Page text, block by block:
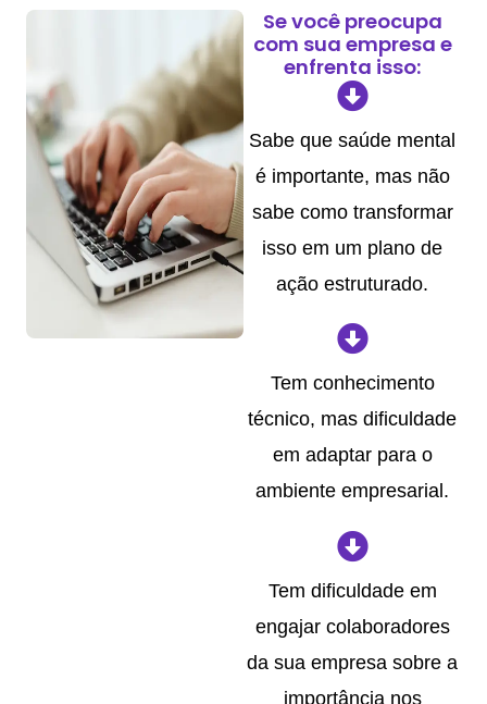
Se você preocupa
com sua empresa e
enfrenta isso:
Sabe que saúde mental
é importante, mas não
sabe como transformar
isso em um plano de
ação estruturado.
Tem conhecimento
técnico, mas dificuldade
em adaptar para o
ambiente empresarial.
Tem dificuldade em
engajar colaboradores
da sua empresa sobre a
importância nos